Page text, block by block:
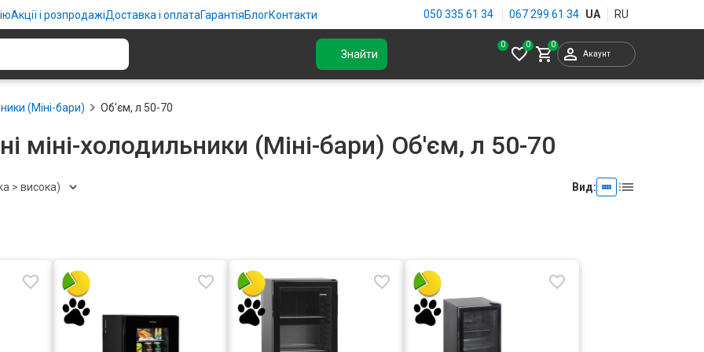
Акції і розпродажіДоставка і оплатаГарантіяБлогКонтакти 050 335 61 34 067 299 61 34
Знайти
0
Акаунт
(Міні-бари) Об'єм, л 50-70
міні-холодильники (Міні-бари) Об'єм, л 50-70
Вид: